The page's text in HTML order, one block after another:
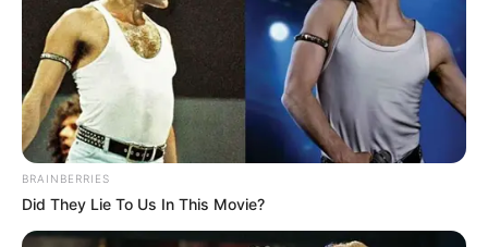
Auf einigen Seiten dieses Projektes sind Affiliate-
Angebote integriert. Wenn etwas darüber gebucht oder
gekauft wird, ist das eine Unterstützung, ohne dass sich
dadurch der Preis ändert.
BRAINBERRIES
Did They Lie To Us In This Movie?